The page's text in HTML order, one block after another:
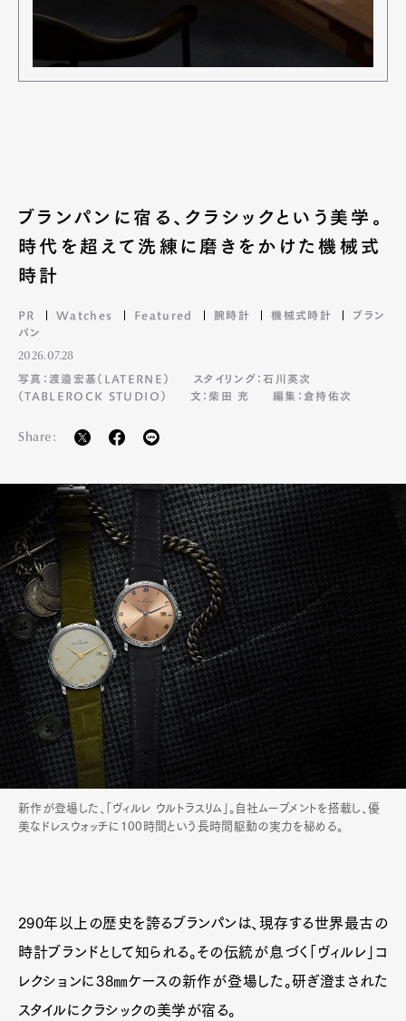
ブランパンに宿る、クラシックという美学。
時代を超えて洗練に磨きをかけた機械式
時計
PR Watches Featured 腕時計 機械式時計
ブラン
パン
2026.07.28
写真：渡邉宏基（LATERNE）
スタイリング：石川英次
（TABLEROCK STUDIO）
文：柴田 充 編集：倉持佑次
Share:
新作が登場した、「ヴィルレ ウルトラスリム」。自社ムーブメントを搭載し、優
美なドレスウォッチに100時間という長時間駆動の実力を秘める。
290年以上の歴史を誇るブランパンは、現存する世界最古の
時計ブランドとして知られる。その伝統が息づく「ヴィルレ」コ
レクションに38㎜ケースの新作が登場した。研ぎ澄まされた
スタイルにクラシックの美学が宿る。